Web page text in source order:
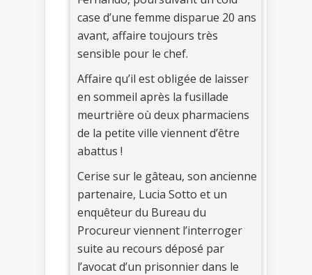
case d’une femme disparue 20 ans
avant, affaire toujours très
sensible pour le chef.
Affaire qu’il est obligée de laisser
en sommeil après la fusillade
meurtrière où deux pharmaciens
de la petite ville viennent d’être
abattus !
Cerise sur le gâteau, son ancienne
partenaire, Lucia Sotto et un
enquêteur du Bureau du
Procureur viennent l’interroger
suite au recours déposé par
l’avocat d’un prisonnier dans le